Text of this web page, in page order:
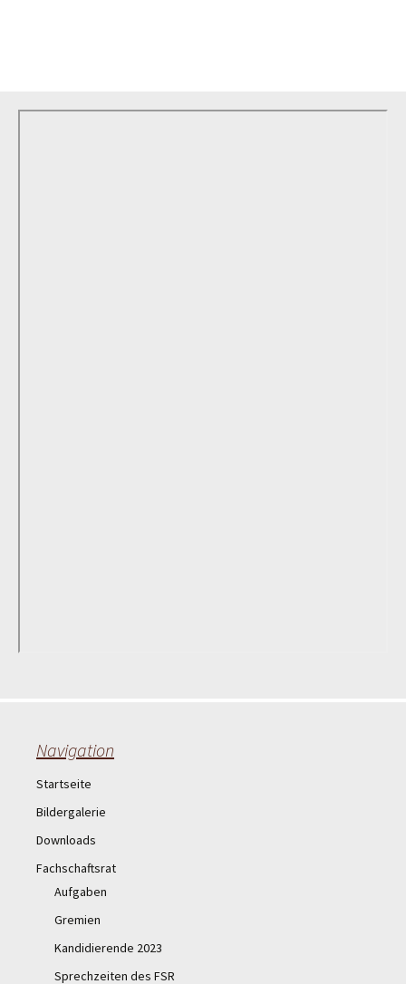
Navigation
Startseite
Bildergalerie
Downloads
Fachschaftsrat
Aufgaben
Gremien
Kandidierende 2023
Sprechzeiten des FSR